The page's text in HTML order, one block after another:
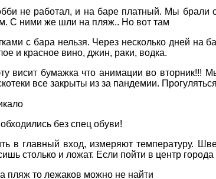
не работал, и на баре платный. Мы брали
С ними же шли на пляж.. Но вот там
с бара нельзя. Через несколько дней на
и красное вино, джин, раки, водка.
висит бумажка что анимации во
все закрыты из за пандемии.
без спец обуви!
в главный вход, измеряют температуру.
столько и ложат. Если пойти в центр
пляж то лежаков можно не найти